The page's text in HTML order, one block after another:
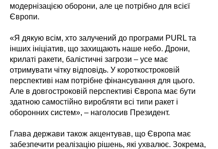
модернізацією оборони, але це потрібно для всієї
Європи.
«Я дякую всім, хто залучений до програми PURL та
інших ініціатив, що захищають наше небо. Дрони,
крилаті ракети, балістичні загрози – усе має
отримувати чітку відповідь. У короткостроковій
перспективі нам потрібне фінансування для цього.
Але в довгостроковій перспективі Європа має бути
здатною самостійно виробляти всі типи ракет і
оборонних систем», – наголосив Президент.
Глава держави також акцентував, що Європа має
забезпечити реалізацію рішень, які ухвалює. Зокрема,